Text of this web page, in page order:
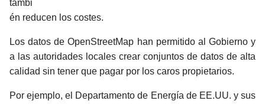
tambi
én reducen los costes.
Los datos de OpenStreetMap han permitido al Gobierno y
a las autoridades locales crear conjuntos de datos de alta
calidad sin tener que pagar por los caros propietarios.
Por ejemplo, el Departamento de Energía de EE.UU. y sus